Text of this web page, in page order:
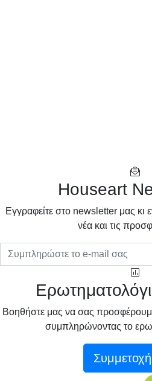
Houseart
Eγγραφείτε στο newsletter μας κι
νέα και τις
Βοηθήστε μας να σας
συμπληρώνοντας το